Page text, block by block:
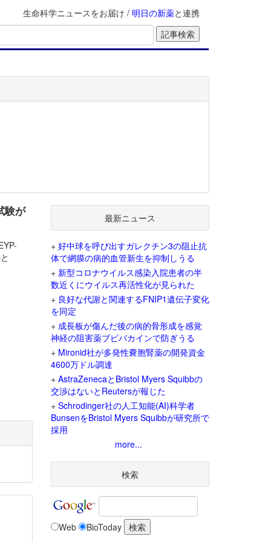
生命科学ニュースをお届け / 明日の新薬と連携
験が 最新ニュース
+ 好中球を呼び出すガレクチン3の阻止抗
体で網膜の病的血管新生を抑制しうる
+ 新型コロナウイルス感染入院患者の半
数近くにウイルス再活性化が見られた
+ 良好な代謝と関連するFNIP1遺伝子変化
を同定
+ 成長板が傷んだ後の病的骨形成を感覚
神経の阻害薬ブピバカインで防ぎうる
+ Mironid社が多発性嚢胞腎薬の開発資金
4600万ドル調達
+ AstraZenecaとBristol Myers Squibbの
交渉はないとReutersが報じた
+ Schrodinger社の人工知能(AI)科学者
BunsenをBristol Myers Squibbが研究所で
採用
more...
検索
Web BioToday